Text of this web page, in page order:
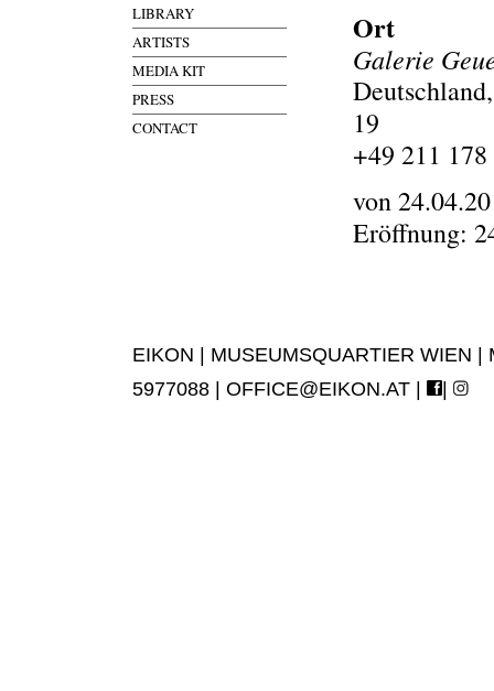
LIBRARY
ARTISTS
MEDIA KIT
PRESS
CONTACT
Ort
Galerie
19
+49 211
von
Eröffnung:
EIKON | MUSEUMSQUARTIER WIEN
5977088 | OFFICE@EIKON.AT | |